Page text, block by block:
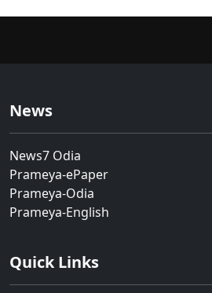
News
News7 Odia
Prameya-ePaper
Prameya-Odia
Prameya-English
Quick Links